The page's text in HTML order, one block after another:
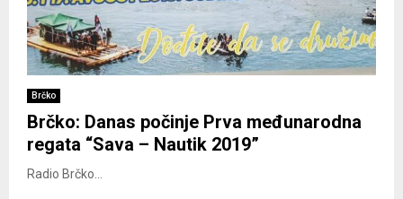
Brčko
Brčko: Danas počinje Prva međunarodna
regata “Sava – Nautik 2019”
Radio Brčko...